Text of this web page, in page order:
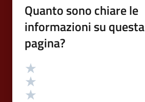
Quanto sono chiare le
informazioni su questa
pagina?
Valutazione